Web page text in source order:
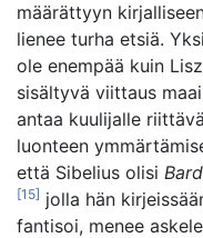
määrättyyn
lienee turha etsiä.
ole enempää kuin
sisältyvä viittaus
antaa kuulijalle
luonteen
että Sibelius olisi
[15] jolla hän
fantisoi, menee